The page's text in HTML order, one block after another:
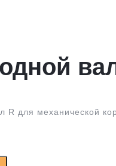
R для механической